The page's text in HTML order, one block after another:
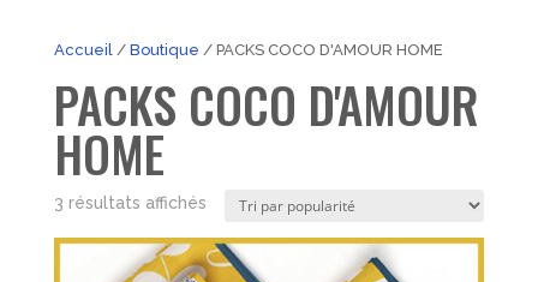
Accueil/ Boutique / PACKS COCO D'AMOUR HOME
PACKS COCO D'AMOUR
HOME
3 résultats affichésTrié
popularité